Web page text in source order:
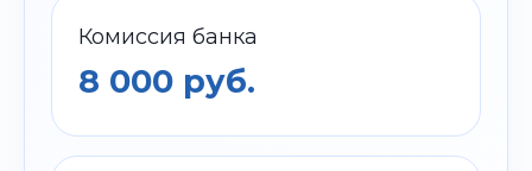
Комиссия банка
8 000 руб.